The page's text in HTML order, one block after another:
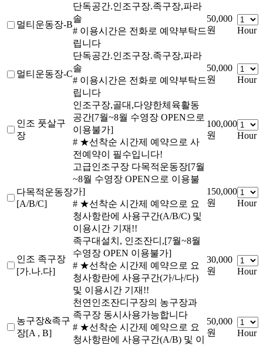
멀티운동장-B
단독공간.인조구장.족구장,파라
솔
# 이용시간은 전화로 예약부탁드
립니다
50,000
원
Hour
멀티운동장-C
단독공간.인조구장.족구장,파라
솔
# 이용시간은 전화로 예약부탁드
립니다
50,000
원
Hour
인조 풋살구
장
인조구장,골대,다양한체육활동
공간[7월~8월 수영장 OPEN으로
이용불가]
# ★선착순 시간제 예약으로 사
전예약이 필수입니다!
100,000
원
Hour
다목적운동장
[A/B/C]
고급인조구장 다목적운동장[7월
~8월 수영장 OPEN으로 이용불
가]
# ★선착순 시간제 예약으로 요
청사항란에 사용구간(A/B/C) 및
이용시간 기재!!
150,000
원
Hour
인조 족구장
[가.나.다]
족구대설치, 인조잔디,[7월~8월
수영장 OPEN 이용불가]
# ★선착순 시간제 예약으로 요
청사항란에 사용구간(가/나/다)
및 이용시간 기재!!
30,000
원
Hour
농구장&족구
장[A , B]
천연인조잔디구장의 농구장과
족구장 동시사용가능합니다
# ★선착순 시간제 예약으로 요
청사항란에 사용구간(A/B) 및 이
50,000
원
Hour